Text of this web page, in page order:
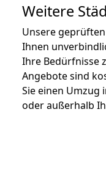
Weitere
Unsere
Ihnen
Ihre Bedürfnisse
Angebote sind
Sie einen Umzug
oder außerhalb